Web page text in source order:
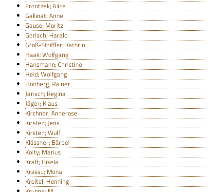
Frontzek; Alice
Gallinat; Anne
Gause; Moritz
Gerlach; Harald
Groß-Striffler; Kathrin
Haak; Wolfgang
Hansmann; Christine
Held; Wolfgang
Hohberg; Rainer
Jarisch; Regina
Jäger; Klaus
Kirchner; Annerose
Kirsten; Jens
Kirsten; Wulf
Klässner; Bärbel
Koity; Marius
Kraft; Gisela
Krassu; Mona
Kreitel; Henning